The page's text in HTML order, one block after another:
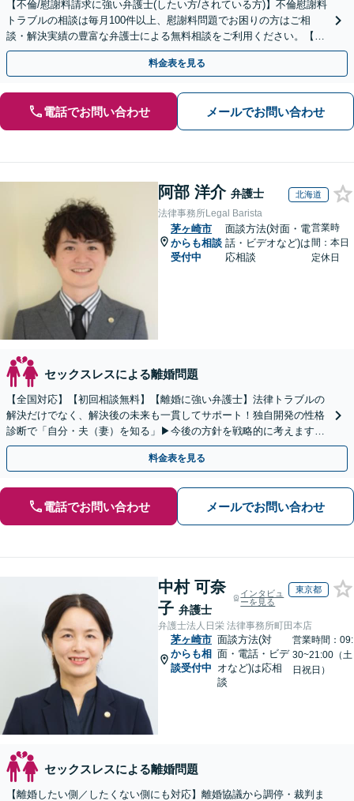
【不倫/慰謝料請求に強い弁護士(したい方/されている方)】不倫慰謝料
トラブルの相談は毎月100件以上、慰謝料問題でお困りの方はご相
談・解決実績の豊富な弁護士による無料相談をご利用ください。【不
倫相談は初回0円】【全国対応】
料金表を見る
電話でお問い合わせ メールでお問い合わせ
阿部 洋介 弁護士 北海道
法律事務所Legal Barista
茅ヶ崎市
からも相談
受付中
面談方法(対面・電
話・ビデオなど)は
応相談
営業時
間：本日
定休日
セックスレスによる離婚問題
【全国対応】【初回相談無料】【離婚に強い弁護士】法律トラブルの
解決だけでなく、解決後の未来も一貫してサポート！独自開発の性格
診断で「自分・夫（妻）を知る」▶︎今後の方針を戦略的に考えます！
【休日夜間／オンライン相談OK】
料金表を見る
電話でお問い合わせ メールでお問い合わせ
中村 可奈
子 弁護士
インタビュ
ーを見る
東京都
弁護士法人日栄 法律事務所町田本店
茅ヶ崎市
からも相
談受付中
面談方法(対
面・電話・ビデ
オなど)は応相
談
営業時間：09:
30~21:00（土
日祝日）
セックスレスによる離婚問題
【離婚したい側／したくない側にも対応】離婚協議から調停・裁判ま